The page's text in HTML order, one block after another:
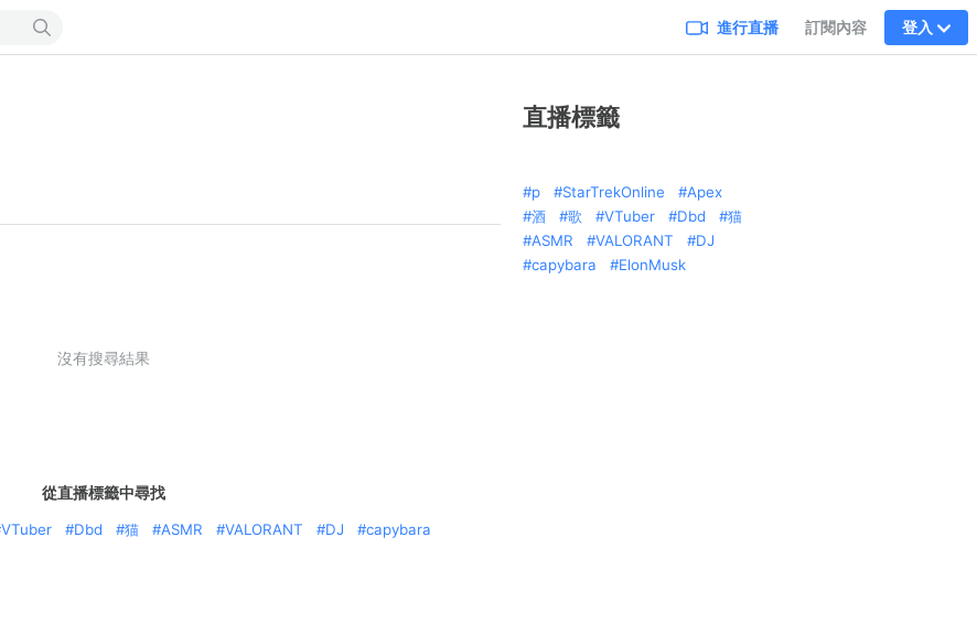
進行直播 訂閱內容 登入
沒有搜尋結果
從直播標籤中尋找
VTuber Dbd 猫 ASMR VALORANT DJ
capybara
直播標籤
p StarTrekOnline
Apex
酒
歌 VTuber Dbd
猫
ASMR
VALORANT
DJ
capybara
ElonMusk